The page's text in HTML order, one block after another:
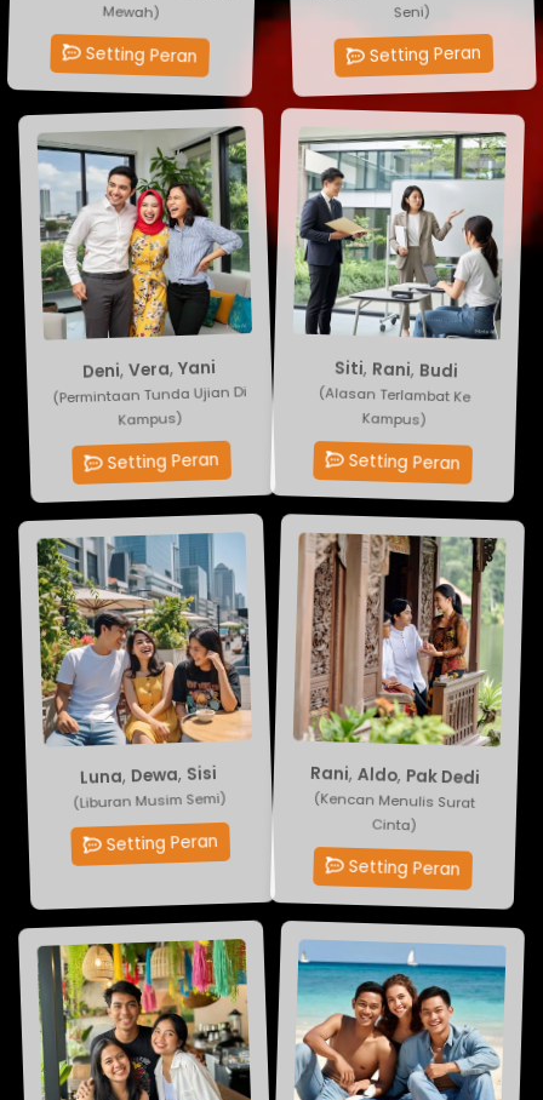
Mewah)
Setting Peran
Seni)
Setting Peran
Deni, Vera, Yani
(Permintaan Tunda Ujian Di
Kampus)
Setting Peran
Siti,Rani,Budi
(Alasan Terlambat Ke
Kampus)
Setting Peran
Luna, Dewa, Sisi
(Liburan Musim Semi)
Setting Peran
Rani,Aldo,Pak Dedi
(Kencan Menulis Surat
Cinta)
Setting Peran